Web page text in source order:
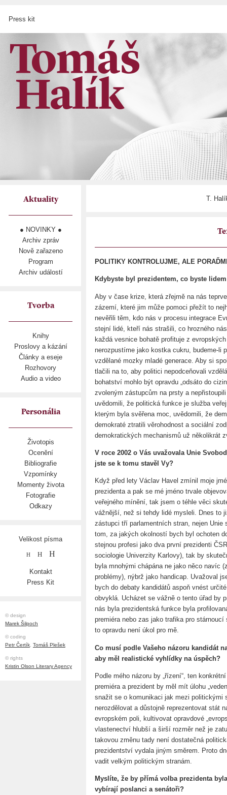
Press kit
Aktuality
● NOVINKY ●
Archiv zpráv
Nově zařazeno
Program
Archiv událostí
Tvorba
Knihy
Proslovy a kázání
Články a eseje
Rozhovory
Audio a video
Personália
Životopis
Ocenění
Bibliografie
Vzpomínky
Momenty života
Fotografie
Odkazy
Velikost písma
H H H
Kontakt
Press Kit
© design
Marek Šilpoch
© coding
Petr Čertík, Tomáš Plešek
© rights
Kristin Olson Literary Agency
T.
POLITIKY KONTROLUJME, ALE
Kdybyste byl prezidentem, co byste
Aby v čase krize, která zřejmě na nás
zázemí, které jim může pomoci přežít to
nevěřili těm, kdo nás v procesu integrace
stejní lidé, kteří nás strašili, co hrozného
každá vesnice bohatě profituje z
nerozpustíme jako kostka cukru, budeme-li
vzdělané mozky mladé generace. Aby si
tlačili na to, aby politici nepodceňovali
bohatství mohlo být opravdu „odsáto do
zvoleným zástupcům na prsty a
uvědomili, že politická funkce je služba
kterým byla svěřena moc, uvědomili, že
demokraté ztratili věrohodnost a sociální
demokratických mechanismů už několikrát
V roce 2002 o Vás uvažovala Unie
jste se k tomu stavěl Vy?
Když před lety Václav Havel zmínil moje
prezidenta a pak se mé jméno trvale
veřejného mínění, tak jsem o téhle věci
vážnější, než si tehdy lidé mysleli. Dnes to
zástupci tří parlamentních stran, nejen Unie
tom, za jakých okolností bych byl ochoten
stejnou profesi jako dva první prezidenti
sociologie Univerzity Karlovy), tak by
byla mnohými chápána ne jako něco navíc
problémy), nýbrž jako handicap. Uvažoval
bych do debaty kandidátů aspoň vnést
obvyklá. Ucházet se vážně o tento úřad by
nás byla prezidentská funkce byla
premiéra nebo zas jako trafika pro
to opravdu není úkol pro mě.
Co musí podle Vašeho názoru kandidát
aby měl realistické vyhlídky na úspěch?
Podle mého názoru by „řízení“, ten
premiéra a prezident by měl mít úlohu
snažit se o komunikaci jak mezi politickými
nerozdělovat a důstojně reprezentovat stát
evropském poli, kultivovat opravdové
vlastenectví hlubší a širší rozměr než je
takovou změnu tady není dostatečná
prezidentství vydala jiným směrem. Proto
vadit velkým politickým stranám.
Myslíte, že by přímá volba prezidenta
vybírají poslanci a senátoři?